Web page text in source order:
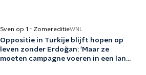
Sven op 1 - ZomereditieWNL
Oppositie in Turkije blijft hopen op
leven zonder Erdoğan: 'Maar ze
moeten campagne voeren in een land